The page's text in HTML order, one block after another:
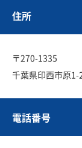
住所
〒270-1335
千葉県印西市原
電話番号